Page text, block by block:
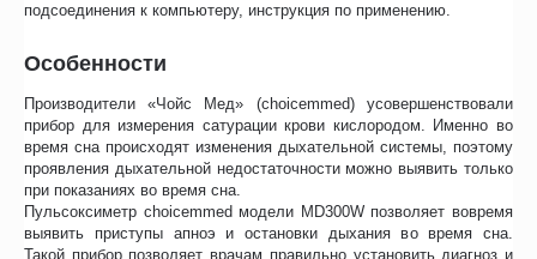
подсоединения к компьютеру, инструкция по применению.
Особенности
Производители «Чойс Мед» (choicemmed) усовершенствовали
прибор для измерения сатурации крови кислородом. Именно во
время сна происходят изменения дыхательной системы, поэтому
проявления дыхательной недостаточности можно выявить только
при показаниях во время сна.
Пульсоксиметр choicemmed модели MD300W позволяет вовремя
выявить приступы апноэ и остановки дыхания во время сна.
Такой прибор позволяет врачам правильно установить диагноз и